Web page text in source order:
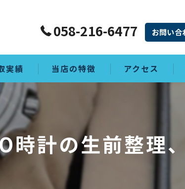
058-216-6477 お問い合
実績 当店の特徴
ゴミ屋敷
片付け
アクセス
時計の生前整理